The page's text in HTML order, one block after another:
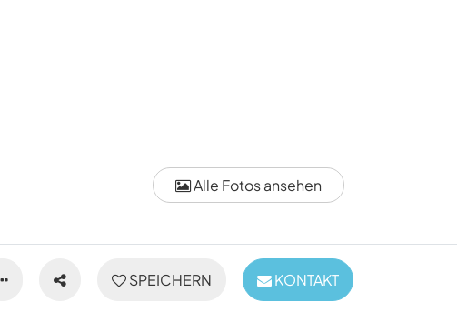
Alle Fotos ansehen
SPEICHERN KONTAKT